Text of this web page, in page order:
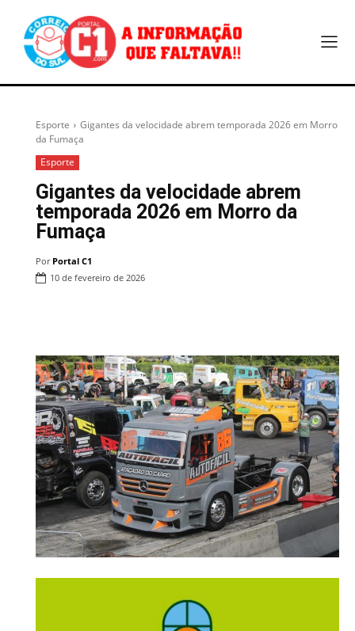
Esporte
Gigantes da velocidade abrem temporada 2026 em Morro
da Fumaça
Esporte
Gigantes da velocidade abrem
temporada 2026 em Morro da
Fumaça
Por Portal C1
10 de fevereiro de 2026